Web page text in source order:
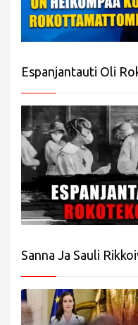
Espanjantauti Oli
Sanna Ja Sauli